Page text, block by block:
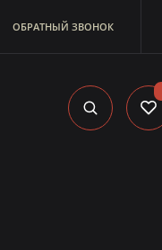
ОБРАТНЫЙ ЗВОНОК